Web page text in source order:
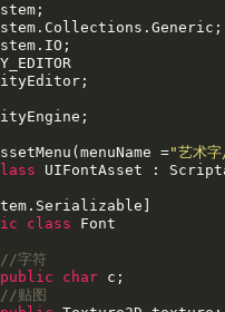
="艺术
UIFontAsset :
class Font
//字符
public
char c;
//贴图